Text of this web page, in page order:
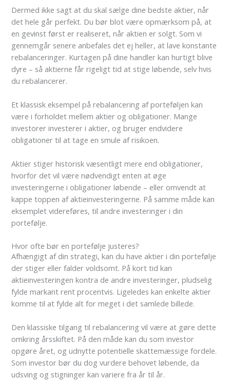
Dermed ikke sagt at du skal sælge dine bedste aktier, når
det hele går perfekt. Du bør blot være opmærksom på, at
en gevinst først er realiseret, når aktien er solgt. Som vi
gennemgår senere anbefales det ej heller, at lave konstante
rebalanceringer. Kurtagen på dine handler kan hurtigt blive
dyre – så aktierne får rigeligt tid at stige løbende, selv hvis
du rebalancerer.
Et klassisk eksempel på rebalancering af porteføljen kan
være i forholdet mellem aktier og obligationer. Mange
investorer investerer i aktier, og bruger endvidere
obligationer til at tage en smule af risikoen.
Aktier stiger historisk væsentligt mere end obligationer,
hvorfor det vil være nødvendigt enten at øge
investeringerne i obligationer løbende – eller omvendt at
kappe toppen af aktieinvesteringerne. På samme måde kan
eksemplet videreføres, til andre investeringer i din
portefølje.
Hvor ofte bør en portefølje justeres?
Afhængigt af din strategi, kan du have aktier i din portefølje
der stiger eller falder voldsomt. På kort tid kan
aktieinvesteringen kontra de andre investeringer, pludselig
fylde markant rent procentvis. Ligeledes kan enkelte aktier
komme til at fylde alt for meget i det samlede billede.
Den klassiske tilgang til rebalancering vil være at gøre dette
omkring årsskiftet. På den måde kan du som investor
opgøre året, og udnytte potentielle skattemæssige fordele.
Som investor bør du dog vurdere behovet løbende, da
udsving og stigninger kan variere fra år til år.